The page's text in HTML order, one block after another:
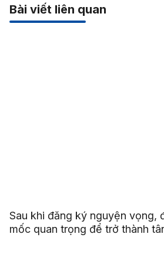
Bài viết liên quan
Sau khi đăng ký nguyện vọng,
mốc quan trọng để trở thành